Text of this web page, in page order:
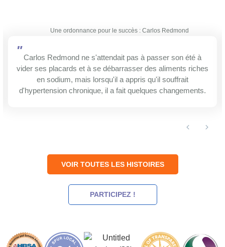
"Carlos Redmond ne s'attendait pas à passer son été à
vider ses placards et à se débarrasser des aliments riches
en sodium, mais lorsqu'il a appris qu'il souffrait
d'hypertension chronique, il a fait quelques changements.
Une ordonnance pour le succès : Carlos Redmond
VOIR TOUTES LES HISTOIRES
PARTICIPEZ !